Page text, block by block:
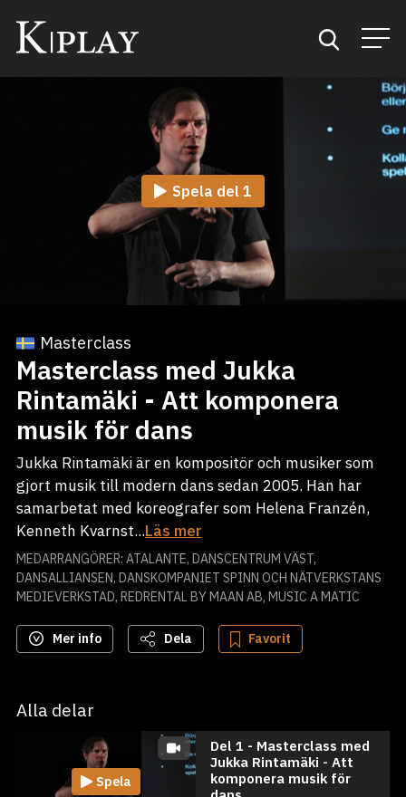
Kategorier
Spela del 1
Masterclass
Masterclass med Jukka
Rintamäki - Att komponera
musik för dans
Jukka Rintamäki är en kompositör och musiker som
gjort musik till modern dans sedan 2005. Han har
samarbetat med koreografer som Helena Franzén,
Kenneth Kvarnst...Läs mer
MEDARRANGÖRER: ATALANTE, DANSCENTRUM VÄST,
DANSALLIANSEN, DANSKOMPANIET SPINN OCH NÄTVERKSTANS
MEDIEVERKSTAD, REDRENTAL BY MAAN AB, MUSIC A MATIC
Mer info Dela Favorit
Alla delar
Spela
Del 1 - Masterclass med
Jukka Rintamäki - Att
komponera musik för